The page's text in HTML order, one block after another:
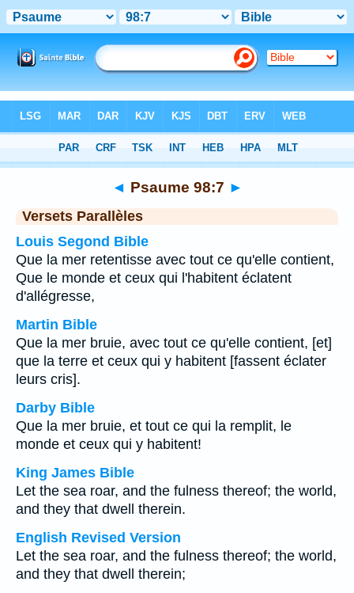
Chapitre 98> Verset 7
◄ Psaume 98:7 ►
Versets Parallèles
Louis Segond Bible
Que la mer retentisse avec tout ce qu'elle contient,
Que le monde et ceux qui l'habitent éclatent
d'allégresse,
Martin Bible
Que la mer bruie, avec tout ce qu'elle contient, [et]
que la terre et ceux qui y habitent [fassent éclater
leurs cris].
Darby Bible
Que la mer bruie, et tout ce qui la remplit, le
monde et ceux qui y habitent!
King James Bible
Let the sea roar, and the fulness thereof; the world,
and they that dwell therein.
English Revised Version
Let the sea roar, and the fulness thereof; the world,
and they that dwell therein;